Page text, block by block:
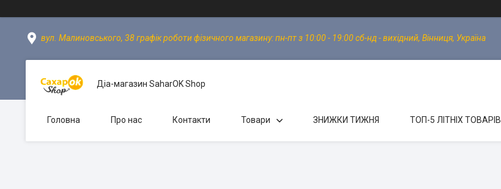
вул. Малиновського, 38 графік роботи фізичного магазину: пн-пт з 10:00 - 19:00 сб-нд - вихідний, Вінниця, Україна
Діа-магазин SaharOK Shop
Головна Про нас Контакти Товари ЗНИЖКИ ТИЖНЯ ТОП-5 ЛІТНІХ ТОВАРІВ